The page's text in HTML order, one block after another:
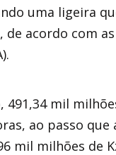
uma ligeira
de acordo com
491,34 mil
ao passo
mil milhões de